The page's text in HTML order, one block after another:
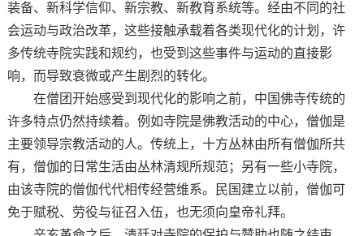
装备、新科学信仰、新宗教、新教育系统等。经由不同的社
会运动与政治改革，这些接触承载着各类现代化的计划，许
多传统寺院实践和规约，也受到这些事件与运动的直接影
响，而导致衰微或产生剧烈的转化。
在僧团开始感受到现代化的影响之前，中国佛寺传统的
许多特点仍然持续着。例如寺院是佛教活动的中心，僧伽是
主要领导宗教活动的人。传统上，十方丛林由所有僧伽所共
有，僧伽的日常生活由丛林清规所规范；另有一些小寺院，
由该寺院的僧伽代代相传经营维系。民国建立以前，僧伽可
免于赋税、劳役与征召入伍，也无须向皇帝礼拜。